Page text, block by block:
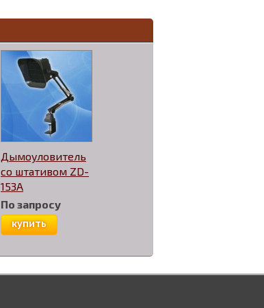
Дымоуловитель
со штативом ZD-
153A
По запросу
купить